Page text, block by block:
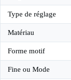
Type de réglage
Matériau
Forme motif
Fine ou Mode